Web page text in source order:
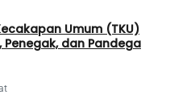
Umum (TKU)
Penegak, dan Pandega